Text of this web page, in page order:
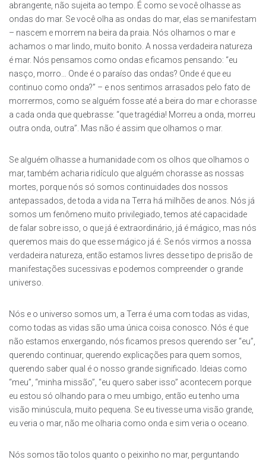
abrangente, não sujeita ao tempo. É como se você olhasse as
ondas do mar. Se você olha as ondas do mar, elas se manifestam
– nascem e morrem na beira da praia. Nós olhamos o mar e
achamos o mar lindo, muito bonito. A nossa verdadeira natureza
é mar. Nós pensamos como ondas e ficamos pensando: “eu
nasço, morro… Onde é o paraíso das ondas? Onde é que eu
continuo como onda?” – e nos sentimos arrasados pelo fato de
morrermos, como se alguém fosse até a beira do mar e chorasse
a cada onda que quebrasse: “que tragédia! Morreu a onda, morreu
outra onda, outra”. Mas não é assim que olhamos o mar.
Se alguém olhasse a humanidade com os olhos que olhamos o
mar, também acharia ridículo que alguém chorasse as nossas
mortes, porque nós só somos continuidades dos nossos
antepassados, de toda a vida na Terra há milhões de anos. Nós já
somos um fenômeno muito privilegiado, temos até capacidade
de falar sobre isso, o que já é extraordinário, já é mágico, mas nós
queremos mais do que esse mágico já é. Se nós virmos a nossa
verdadeira natureza, então estamos livres desse tipo de prisão de
manifestações sucessivas e podemos compreender o grande
universo.
Nós e o universo somos um, a Terra é uma com todas as vidas,
como todas as vidas são uma única coisa conosco. Nós é que
não estamos enxergando, nós ficamos presos querendo ser “eu”,
querendo continuar, querendo explicações para quem somos,
querendo saber qual é o nosso grande significado. Ideias como
“meu”, “minha missão”, “eu quero saber isso” acontecem porque
eu estou só olhando para o meu umbigo, então eu tenho uma
visão minúscula, muito pequena. Se eu tivesse uma visão grande,
eu veria o mar, não me olharia como onda e sim veria o oceano.
Nós somos tão tolos quanto o peixinho no mar, perguntando